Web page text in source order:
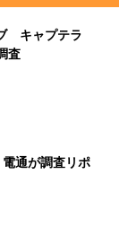
キャプテラ
査
通が調査リポ